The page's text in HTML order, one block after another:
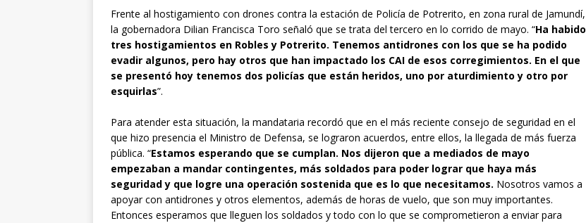
Frente al hostigamiento con drones contra la estación de Policía de Potrerito, en zona rural de Jamundí,
la gobernadora Dilian Francisca Toro señaló que se trata del tercero en lo corrido de mayo. “Ha habido
tres hostigamientos en Robles y Potrerito. Tenemos antidrones con los que se ha podido
evadir algunos, pero hay otros que han impactado los CAI de esos corregimientos. En el que
se presentó hoy tenemos dos policías que están heridos, uno por aturdimiento y otro por
esquirlas”.
Para atender esta situación, la mandataria recordó que en el más reciente consejo de seguridad en el
que hizo presencia el Ministro de Defensa, se lograron acuerdos, entre ellos, la llegada de más fuerza
pública. “Estamos esperando que se cumplan. Nos dijeron que a mediados de mayo
empezaban a mandar contingentes, más soldados para poder lograr que haya más
seguridad y que logre una operación sostenida que es lo que necesitamos. Nosotros vamos a
apoyar con antidrones y otros elementos, además de horas de vuelo, que son muy importantes.
Entonces esperamos que lleguen los soldados y todo con lo que se comprometieron a enviar para